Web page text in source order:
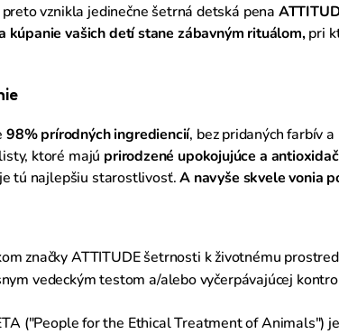
vznikla jedinečne šetrná detská pena
kúpanie vašich detí stane zábavným rituálom,pri
98% prírodných ingrediencií, bez pridaných farbív
ktoré majú prirodzené upokojujúce a
tú najlepšiu starostlivosť.A navyše skvele vonia
značky ATTITUDE šetrnosti k životnému
vedeckým testom a/alebo vyčerpávajúcej
("People for the Ethical Treatment of Animals")